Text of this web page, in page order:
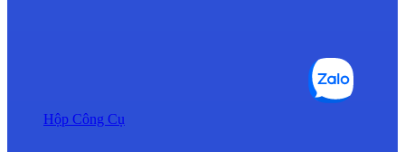
Hộp Công Cụ